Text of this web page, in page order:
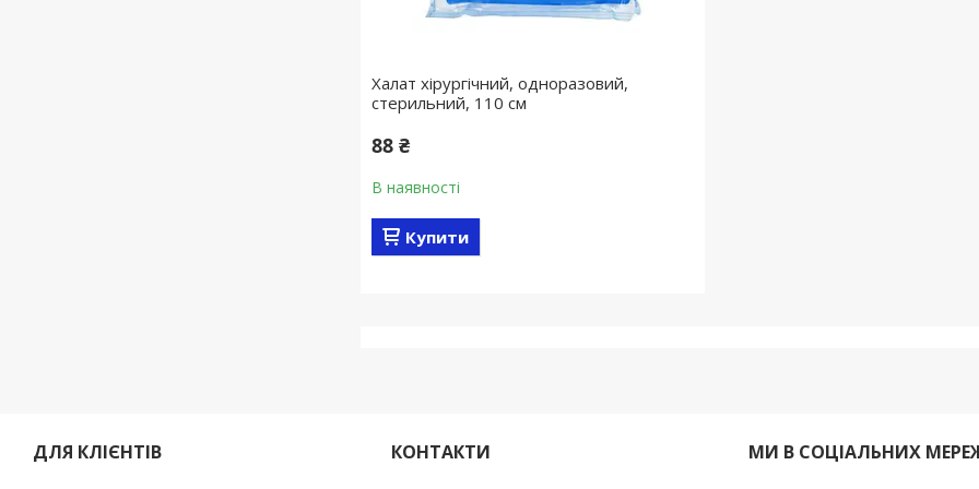
Халат хірургічний, одноразовий,
стерильний, 110 см
88 ₴
В наявності
Купити
ДЛЯ КЛІЄНТІВ КОНТАКТИ МИ В СОЦІАЛЬНИХ